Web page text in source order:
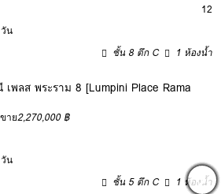
12
น
ชั้น 8 ตึก C
1 ห้องน้ำ
พลส พระราม 8 [Lumpini Place Rama
ขาย2,270,000 ฿
น
ชั้น 5 ตึก C
1 ห้องน้ำ